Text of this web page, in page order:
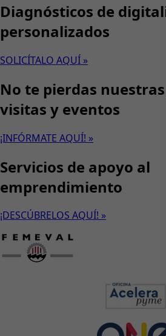
Diagnósticos de
personalizados
SOLICÍTALO AQUÍ »
No te pierdas
visitas y eventos
¡INFÓRMATE AQUÍ! »
Servicios de apoyo al
emprendimiento
¡DESCÚBRELOS AQUÍ! »